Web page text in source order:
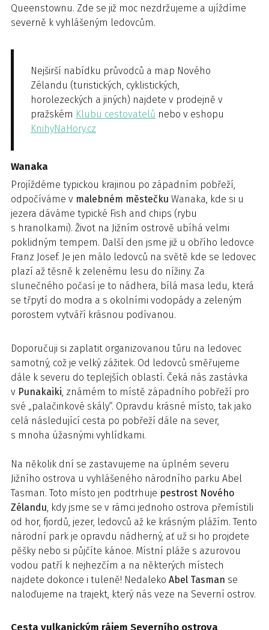
Queenstownu. Zde se již moc nezdržujeme a ujíždíme
severně k vyhlášeným ledovcům.
Nejširší nabídku průvodců a map Nového
Zélandu (turistických, cyklistických,
horolezeckých a jiných) najdete v prodejně v
pražském Klubu cestovatelů nebo v eshopu
KnihyNaHory.cz
Wanaka
Projíždéme typickou krajinou po západním pobřeží,
odpočíváme v malebném městečku Wanaka, kde si u
jezera dáváme typické Fish and chips (rybu
s hranolkami). Život na Jižním ostrově ubíhá velmi
poklidným tempem. Další den jsme již u obřího ledovce
Franz Josef. Je jen málo ledovců na světě kde se ledovec
plazí až těsně k zelenému lesu do nížiny. Za
slunečného počasí je to nádhera, bílá masa ledu, která
se třpytí do modra a s okolními vodopády a zeleným
porostem vytváří krásnou podívanou.
Doporučuji si zaplatit organizovanou tůru na ledovec
samotný, což je velký zážitek. Od ledovců směřujeme
dále k severu do teplejších oblastí. Čeká nás zastávka
v Punakaiki, známém to místě západního pobřeží pro
své „palačinkové skály“. Opravdu krásné místo, tak jako
celá následující cesta po pobřeží dále na sever,
s mnoha úžasnými vyhlídkami.
Na několik dní se zastavujeme na úplném severu
Jižního ostrova u vyhlášeného národního parku Abel
Tasman. Toto místo jen podtrhuje pestrost Nového
Zélandu, kdy jsme se v rámci jednoho ostrova přemístili
od hor, fjordů, jezer, ledovců až ke krásným plážím. Tento
národní park je opravdu nádherný, ať už si ho projdete
pěšky nebo si půjčíte kánoe. Místní pláže s azurovou
vodou patří k nejhezčím a na některých místech
najdete dokonce i tuleně! Nedaleko Abel Tasman se
naloďujeme na trajekt, který nás veze na Severní ostrov.
Cesta vulkanickým rájem Severního ostrova